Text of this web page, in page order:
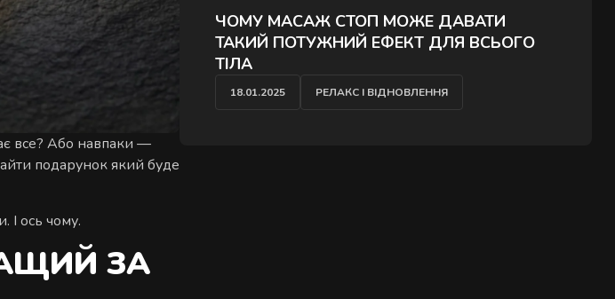
все? Або навпаки —
подарунок який буде
ось чому.
ЗА
ЧОМУ МАСАЖ СТОП МОЖЕ ДАВАТИ
ТАКИЙ ПОТУЖНИЙ ЕФЕКТ ДЛЯ ВСЬОГО
ТІЛА
18.01.2025 РЕЛАКС І ВІДНОВЛЕННЯ